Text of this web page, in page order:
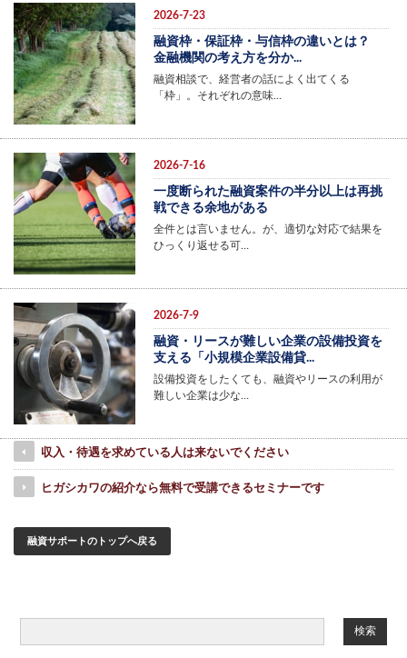
2026-7-23
融資枠・保証枠・与信枠の違いとは？
金融機関の考え方を分か...
融資相談で、経営者の話によく出てくる
「枠」。それぞれの意味…
2026-7-16
一度断られた融資案件の半分以上は再挑
戦できる余地がある
全件とは言いません。が、適切な対応で結果を
ひっくり返せる可…
2026-7-9
融資・リースが難しい企業の設備投資を
支える「小規模企業設備貸...
設備投資をしたくても、融資やリースの利用が
難しい企業は少な…
収入・待遇を求めている人は来ないでください
ヒガシカワの紹介なら無料で受講できるセミナーです
融資サポートのトップへ戻る